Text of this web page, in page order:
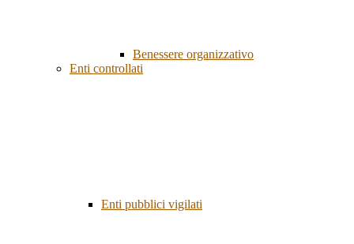
Benessere organizzativo
Enti controllati
Enti pubblici vigilati